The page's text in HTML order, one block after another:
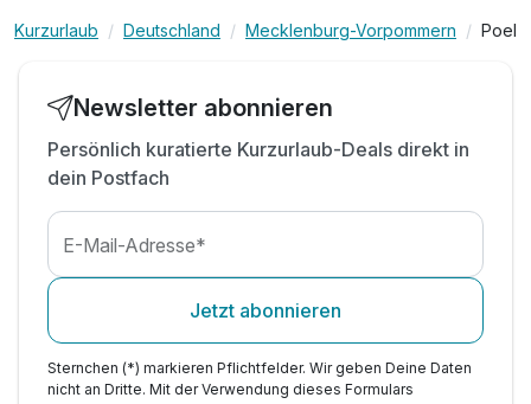
Kurzurlaub Deutschland Mecklenburg-Vorpommern Poel
Newsletter abonnieren
Persönlich kuratierte Kurzurlaub-Deals direkt in
dein Postfach
E-Mail-Adresse*
Jetzt abonnieren
Sternchen (*) markieren Pflichtfelder. Wir geben Deine Daten
nicht an Dritte. Mit der Verwendung dieses Formulars